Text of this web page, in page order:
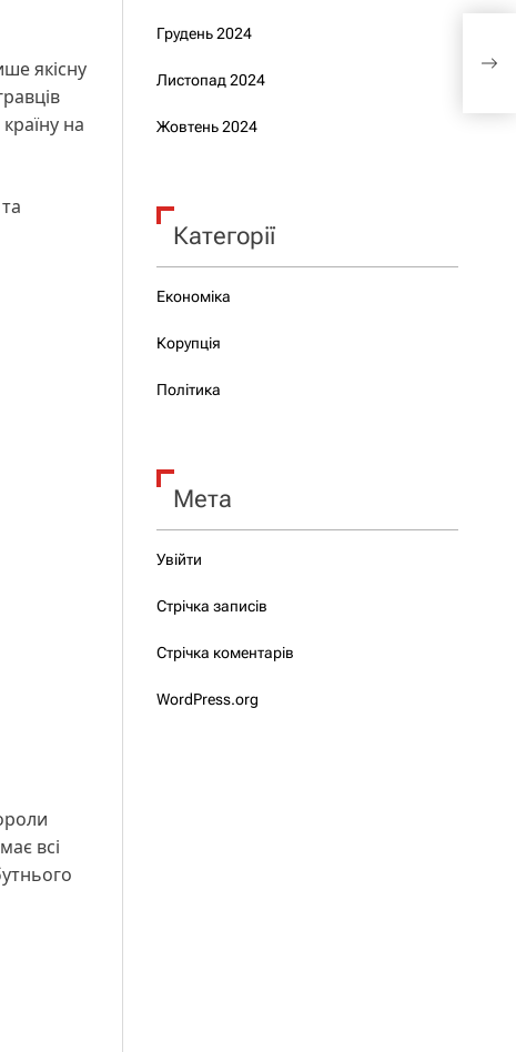
якісну
на
всі
Грудень 2024
Листопад 2024
Жовтень 2024
Категорії
Економіка
Корупція
Політика
Мета
Увійти
Стрічка записів
Стрічка коментарів
WordPress.org